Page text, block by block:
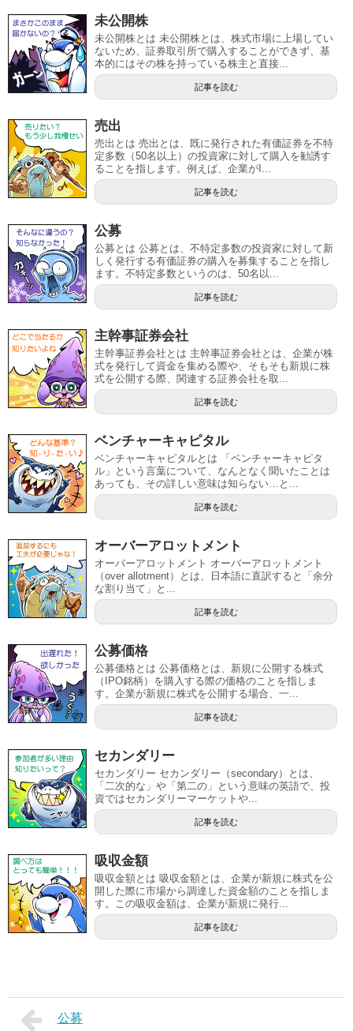
未公開株
未公開株とは 未公開株とは、株式市場に上場してい
ないため、証券取引所で購入することができず、基
本的にはその株を持っている株主と直接...
記事を読む
売出
売出とは 売出とは、既に発行された有価証券を不特
定多数（50名以上）の投資家に対して購入を勧誘す
ることを指します。例えば、企業がI...
記事を読む
公募
公募とは 公募とは、不特定多数の投資家に対して新
しく発行する有価証券の購入を募集することを指し
ます。不特定多数というのは、50名以...
記事を読む
主幹事証券会社
主幹事証券会社とは 主幹事証券会社とは、企業が株
式を発行して資金を集める際や、そもそも新規に株
式を公開する際、関連する証券会社を取...
記事を読む
ベンチャーキャピタル
ベンチャーキャピタルとは 「ベンチャーキャピタ
ル」という言葉について、なんとなく聞いたことは
あっても、その詳しい意味は知らない…と...
記事を読む
オーバーアロットメント
オーバーアロットメント オーバーアロットメント
（over allotment）とは、日本語に直訳すると「余分
な割り当て」と...
記事を読む
公募価格
公募価格とは 公募価格とは、新規に公開する株式
（IPO銘柄）を購入する際の価格のことを指しま
す。企業が新規に株式を公開する場合、一...
記事を読む
セカンダリー
セカンダリー セカンダリー（secondary）とは、
「二次的な」や「第二の」という意味の英語で、投
資ではセカンダリーマーケットや...
記事を読む
吸収金額
吸収金額とは 吸収金額とは、企業が新規に株式を公
開した際に市場から調達した資金額のことを指しま
す。この吸収金額は、企業が新規に発行...
記事を読む
公募